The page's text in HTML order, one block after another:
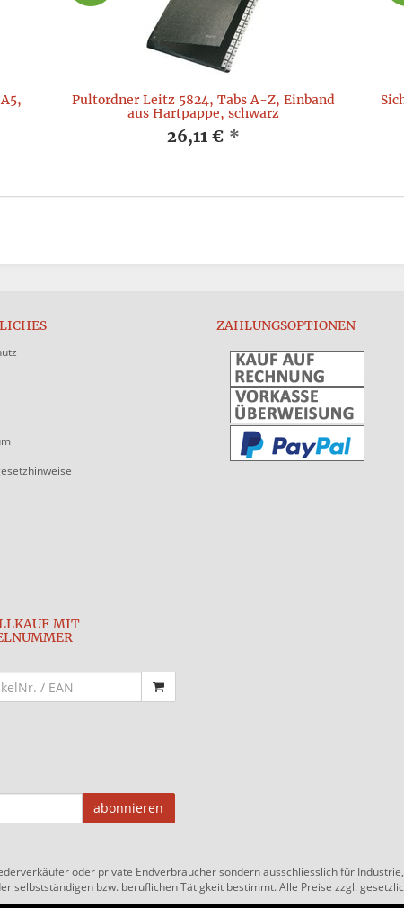
Pultordner Leitz 5824, Tabs A-Z, Einband
aus Hartpappe, schwarz
26,11 € *
ZAHLUNGSOPTIONEN
MIT
abonnieren
oder private Endverbraucher sondern ausschliesslich für
selbstständigen bzw. beruflichen Tätigkeit bestimmt. Alle Preise zzgl.